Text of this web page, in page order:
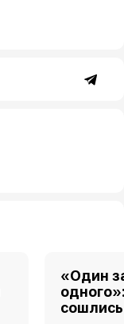
«Один
сошлись